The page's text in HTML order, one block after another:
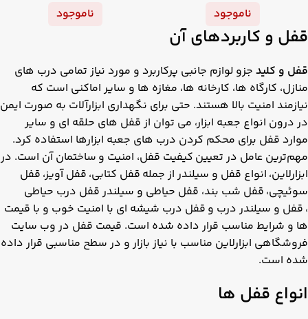
ناموجود
ناموجود
قفل و کاربردهای آن
قفل و کلید جزو لوازم جانبی پرکاربرد و مورد نیاز تمامی درب های
منازل، کارگاه ها، کارخانه ها، مغازه ها و سایر اماکنی است که
نیازمند امنیت بالا هستند. حتی برای نگهداری ابزارآلات به صورت ایمن
در درون انواع جعبه ابزار، می توان از قفل های حلقه ای و سایر
موارد قفل برای محکم کردن درب های جعبه ابزارها استفاده کرد.
مهم‌ترین عامل در تعیین کیفیت قفل‌، امنیت و ساختمان آن است. در
ابزارلاین، انواع قفل و سیلندر از جمله قفل کتابی، قفل آویز، قفل
سوئیچی، قفل شب بند، قفل حیاطی و سیلندر قفل درب حیاطی
، قفل و سیلندر درب و قفل درب شیشه ای با امنیت خوب و با قیمت
ها و شرایط مناسب قرار داده شده است. قیمت قفل در وب سایت
فروشگاهی ابزارلاین مناسب با نیاز بازار و در سطح مناسبی قرار داده
شده است.
انواع قفل ها